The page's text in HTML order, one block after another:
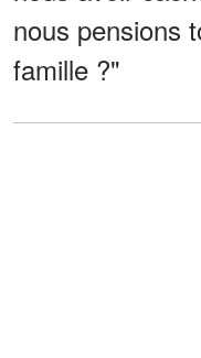
nous pensions
famille ?"